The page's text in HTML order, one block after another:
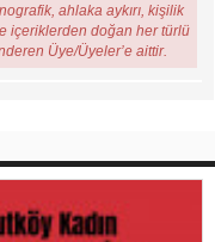
ahlaka aykırı, kişilik
içeriklerden doğan her türlü
Üye/Üyeler’e aittir.